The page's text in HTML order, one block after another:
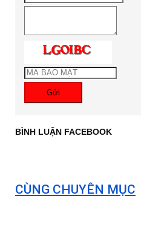
Gửi
BÌNH LUẬN FACEBOOK
CÙNG CHUYÊN MỤC